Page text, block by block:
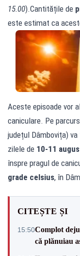
15.00).Cantitățile de
este estimat ca
Aceste episoade vor
caniculare. Pe
județul Dâmbovița)
zilele de 10-11
înspre pragul de
grade celsius, în
CITEȘTE ȘI
15:50Complot
că plănuiau